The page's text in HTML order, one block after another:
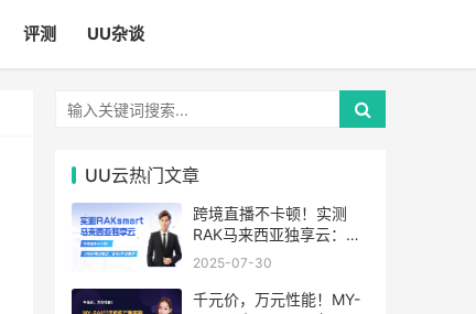
评测 UU杂谈
UU云热门文章
跨境直播不卡顿！实测
RAK马来西亚独享云：
1080P推流稳定，首月6
2025-07-30
千元价，万元性能！MY-